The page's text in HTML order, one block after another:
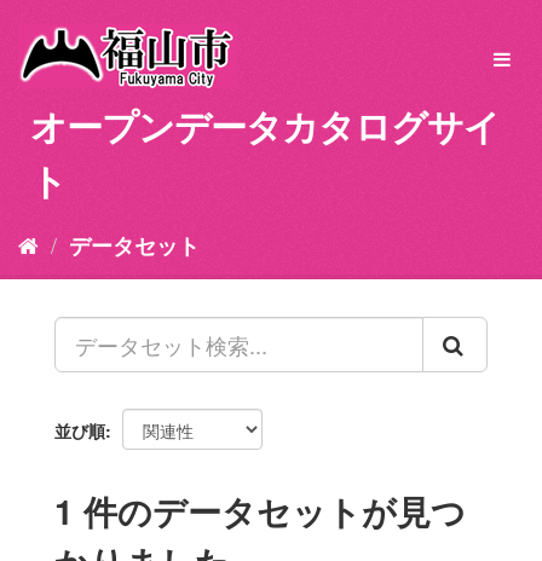
オープンデータカタログサイ
ト
データセット
並び順
1 件のデータセットが見つ